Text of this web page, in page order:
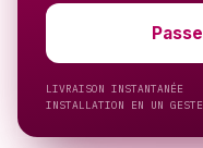
LIVRAISON INSTANTANÉE
INSTALLATION EN UN GESTE